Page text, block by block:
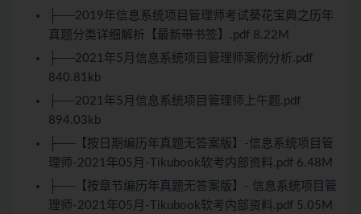
├──2019年信息系统项目管理师考试葵花宝典之历年
真题分类详细解析【最新带书签】.pdf 8.22M
├──2021年5月信息系统项目管理师案例分析.pdf
840.81kb
├──2021年5月信息系统项目管理师上午题.pdf
894.03kb
├──【按日期编历年真题无答案版】-信息系统项目管
理师-2021年05月-Tikubook软考内部资料.pdf 6.48M
├──【按章节编历年真题无答案版】- 信息系统项目管
理师-2021年05月-Tikubook软考内部资料.pdf 5.05M